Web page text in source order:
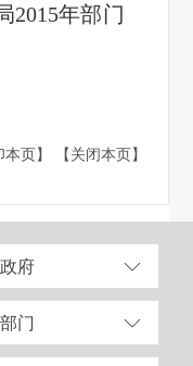
2015年部门
本页】 【关闭本页】
府
门